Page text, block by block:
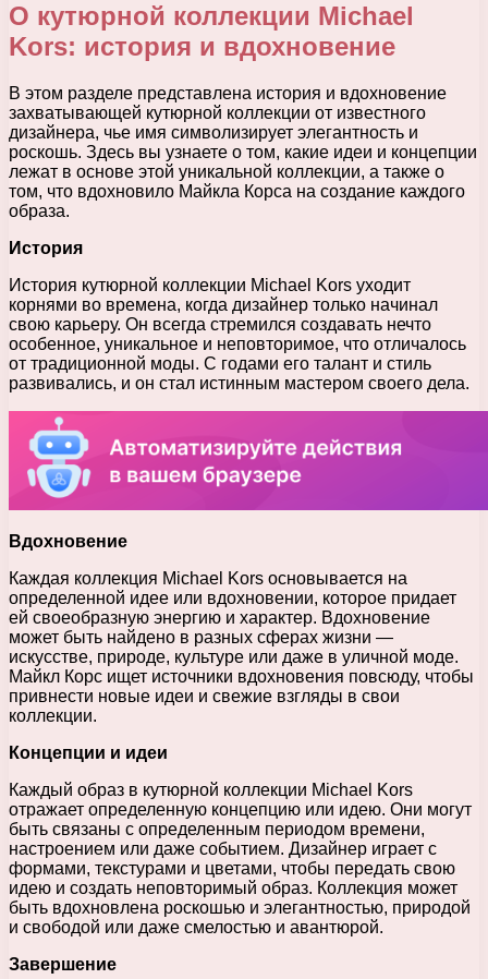
О кутюрной коллекции Michael
Kors: история и вдохновение
В этом разделе представлена история и вдохновение
захватывающей кутюрной коллекции от известного
дизайнера, чье имя символизирует элегантность и
роскошь. Здесь вы узнаете о том, какие идеи и концепции
лежат в основе этой уникальной коллекции, а также о
том, что вдохновило Майкла Корса на создание каждого
образа.
История
История кутюрной коллекции Michael Kors уходит
корнями во времена, когда дизайнер только начинал
свою карьеру. Он всегда стремился создавать нечто
особенное, уникальное и неповторимое, что отличалось
от традиционной моды. С годами его талант и стиль
развивались, и он стал истинным мастером своего дела.
Вдохновение
Каждая коллекция Michael Kors основывается на
определенной идее или вдохновении, которое придает
ей своеобразную энергию и характер. Вдохновение
может быть найдено в разных сферах жизни —
искусстве, природе, культуре или даже в уличной моде.
Майкл Корс ищет источники вдохновения повсюду, чтобы
привнести новые идеи и свежие взгляды в свои
коллекции.
Концепции и идеи
Каждый образ в кутюрной коллекции Michael Kors
отражает определенную концепцию или идею. Они могут
быть связаны с определенным периодом времени,
настроением или даже событием. Дизайнер играет с
формами, текстурами и цветами, чтобы передать свою
идею и создать неповторимый образ. Коллекция может
быть вдохновлена роскошью и элегантностью, природой
и свободой или даже смелостью и авантюрой.
Завершение